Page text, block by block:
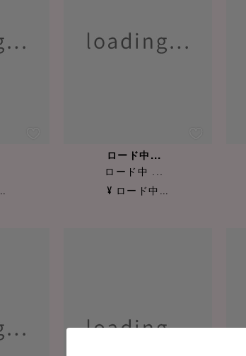
ロード中...
ロード中 ...
¥ ロード中...